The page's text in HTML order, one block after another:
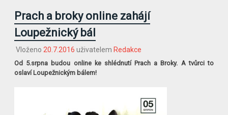
Prach a broky online zahájí
Loupežnický bál
Vloženo 20.7.2016 uživatelem Redakce
Od 5.srpna budou online ke shlédnutí Prach a Broky. A tvůrci to
oslaví Loupežnickým bálem!